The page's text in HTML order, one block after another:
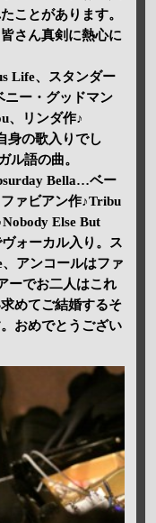
ことがあります。
さん真剣に熱心に
Life、スタンダー
ニー・グッドマン
、リンダ作♪
身の歌入りでし
ル語の曲。
Bella…ベー
ァビアン作♪Tribu
Else But
ォーカル入り。ス
アンコールはファ
ーでお二人はこれ
めてご結婚するそ
おめでとうござい